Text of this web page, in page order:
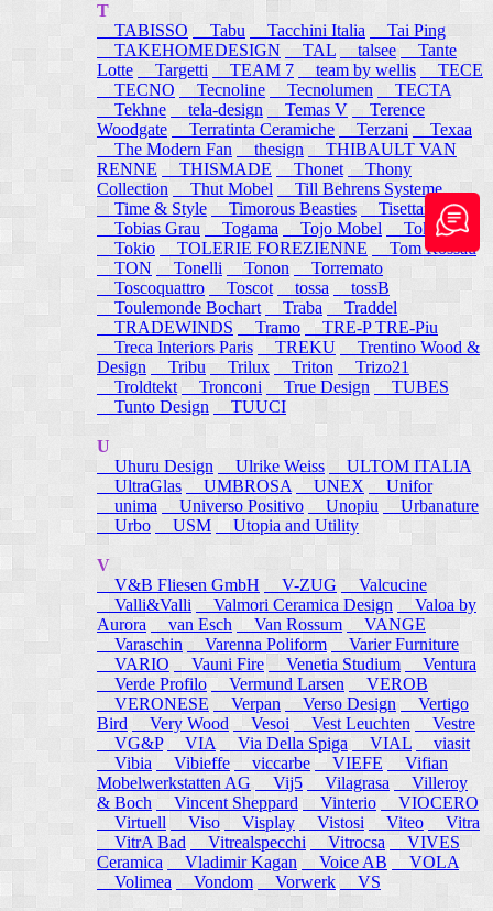
T
TABISSO
Tabu Tacchini Italia
Tai Ping
TAKEHOMEDESIGN
TAL talsee
Tante
Lotte
Targetti TEAM 7 team by wellis
TECE
TECNO
Tecnoline Tecnolumen
TECTA
Tekhne
tela-design Temas V
Terence
Woodgate
Terratinta Ceramiche Terzani
Texaa
The Modern Fan
thesign
THIBAULT VAN
RENNE
THISMADE Thonet
Thony
Collection
Thut Mobel
Till Behrens Systeme
Time & Style
Timorous Beasties
Tisettanta
Tobias Grau
Togama Tojo Mobel
Token
Tokio
TOLERIE FOREZIENNE
Tom Rossau
TON
Tonelli Tonon
Torremato
Toscoquattro
Toscot tossa
tossB
Toulemonde Bochart
Traba
Traddel
TRADEWINDS
Tramo
TRE-P TRE-Piu
Treca Interiors Paris
TREKU
Trentino Wood &
Design
Tribu Trilux Triton
Trizo21
Troldtekt Tronconi True Design
TUBES
Tunto Design
TUUCI
U
Uhuru Design
Ulrike Weiss
ULTOM ITALIA
UltraGlas
UMBROSA UNEX
Unifor
unima
Universo Positivo Unopiu
Urbanature
Urbo
USM Utopia and Utility
V
V&B Fliesen GmbH
V-ZUG
Valcucine
Valli&Valli
Valmori Ceramica Design
Valoa by
Aurora
van Esch Van Rossum
VANGE
Varaschin
Varenna Poliform
Varier Furniture
VARIO
Vauni Fire Venetia Studium
Ventura
Verde Profilo
Vermund Larsen
VEROB
VERONESE
Verpan Verso Design
Vertigo
Bird
Very Wood Vesoi Vest Leuchten
Vestre
VG&P
VIA Via Della Spiga VIAL
viasit
Vibia
Vibieffe viccarbe VIEFE
Vifian
Mobelwerkstatten AG
Vij5 Vilagrasa
Villeroy
& Boch
Vincent Sheppard Vinterio
VIOCERO
Virtuell
Viso Visplay Vistosi Viteo
Vitra
VitrA Bad
Vitrealspecchi Vitrocsa
VIVES
Ceramica
Vladimir Kagan Voice AB
VOLA
Volimea
Vondom Vorwerk VS